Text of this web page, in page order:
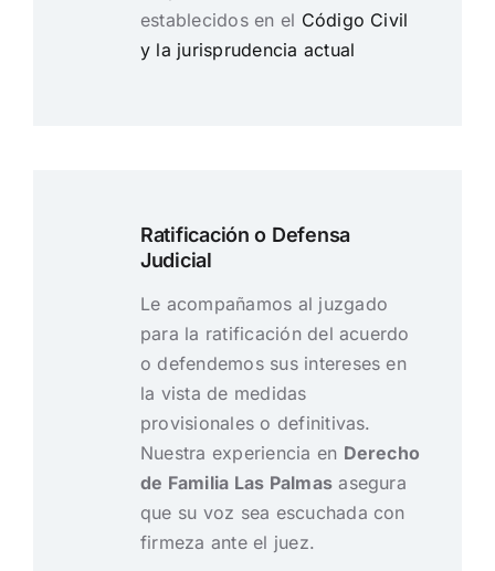
establecidos en el Código Civil
y la jurisprudencia actual
Ratificación o Defensa
Judicial
Le acompañamos al juzgado
para la ratificación del acuerdo
o defendemos sus intereses en
la vista de medidas
provisionales o definitivas.
Nuestra experiencia en Derecho
de Familia Las Palmas asegura
que su voz sea escuchada con
firmeza ante el juez.